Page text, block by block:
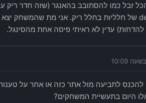
עדין לא ראיתי פיסה אחת מהסינגל.
להכנס לתביעה מול אתר כזה או אחר על
היום בתעשיית המשחקים?